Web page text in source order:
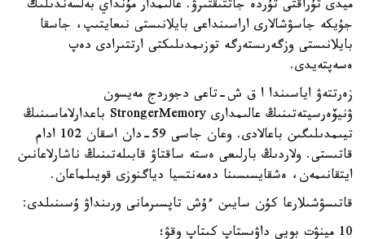
ميدى تۇراقتى تۇردە جاتتىقتىرۋ. عالىمدار مۇنداي بەلسەندىلىك
جۇيكە جاسۋشالارى اراسىنداعى بايلانىستى نىعايتىپ، جاسقا
بايلانىستى وزگەرىستەرگە توزىمدىلىكتى ارتتىرادى دەپ
ەسەپتەيدى.
زەرتتەۋ اياسىندا ا ق ش-تاعى دجوردج مەيسون
ۋنيۆەرسيتەتىنىڭ عالىمدارى StrongerMemory باعدارلاماسىنىڭ
تيىمدىلىگىن باعالادى. وعان جاسى 59-دان اسقان 102 ادام
قاتىستى. ولاردىڭ بارلىعى ەستە ساقتاۋ قابىلەتىنىڭ ناشارلاعانىن
ايتقانىمەن، ەشقايسىسىنا دەمەنتسيا دياگنوزى قويىلماعان.
قاتىسۋشىلارعا كۇن سايىن ءۇش تاپسىرمانى ورىنداۋ ۇسىنىلدى:
10 مينۋت بويى داۋىستاپ كىتاپ وقۋ؛